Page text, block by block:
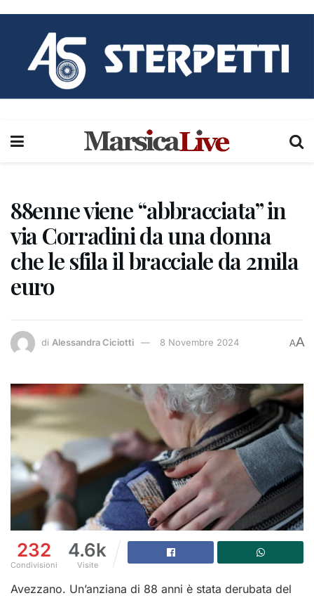
88enne viene “abbracciata” in
via Corradini da una donna
che le sfila il bracciale da 2mila
euro
di Alessandra Ciciotti 8 Novembre 2024 AA
232
Condivisioni
4.6k
Visite
Avezzano. Un’anziana di 88 anni è stata derubata del